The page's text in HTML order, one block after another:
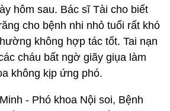
hôm sau. Bác sĩ Tài cho biết
cho bệnh nhi nhỏ tuổi rất khó
không hợp tác tốt. Tai nạn
cháu bất ngờ giãy giụa làm
không kịp ứng phó.
- Phó khoa Nội soi, Bệnh